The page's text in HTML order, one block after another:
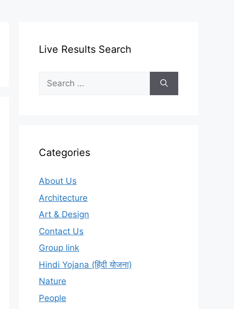
Live Results Search
Search
for:
Categories
About Us
Architecture
Art & Design
Contact Us
Group link
Hindi Yojana (हिंदी योजना)
Nature
People